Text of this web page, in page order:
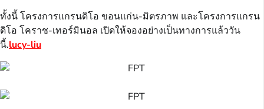
ทั้งนี้ โครงการแกรนดิโอ ขอนแก่น-มิตรภาพ และโครงการแกรน
ดิโอ โคราช-เทอร์มินอล เปิดให้จองอย่างเป็นทางการแล้ววัน
นี้.lucy-liu